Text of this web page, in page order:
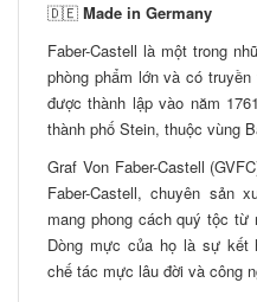
🇩🇪 Made in Germany
Faber-Castell là một trong
phòng phẩm lớn và có
được thành lập vào năm
thành phố Stein, thuộc vùng
Graf Von Faber-Castell
Faber-Castell, chuyên sản
mang phong cách quý tộc từ
Dòng mực của họ là sự kết
chế tác mực lâu đời và công